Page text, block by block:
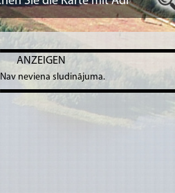
ANZEIGEN
Nav neviena sludinājuma.